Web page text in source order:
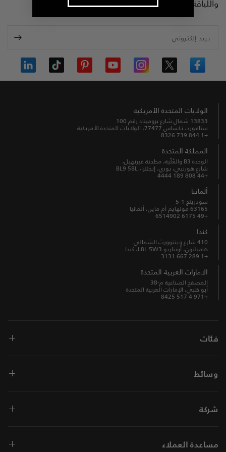
بريد إلكتروني
الولايات المتحدة الأمريكية
13833 شمال شارع بروميناد رقم 100
ستافورد، تكساس 77477، الولايات المتحدة الأمريكية
+1 844 739 8326
المملكة المتحدة
الوحدة B3 والعُلّية، مطحنة فيرنهيل،
شارع هورنبي، بوري، إنجلترا، BL9 5BL
+44 808 189 4444
ألمانيا
سودرينج 1-5
63165 مولهايم أم ماين، ألمانيا
+49 6175 6514902
كندا
410 شارع وينتوورث الشمالي
هاميلتون، أونتاريو L8L 5W3، كندا
+1 289 667 3131
الامارات العربية المتحدة
المصفح الصناعية م-38
أبو ظبي، الإمارات العربية المتحدة
+971 4 517 8425
فئات
وسائط
شركة
مساعدة العملاء